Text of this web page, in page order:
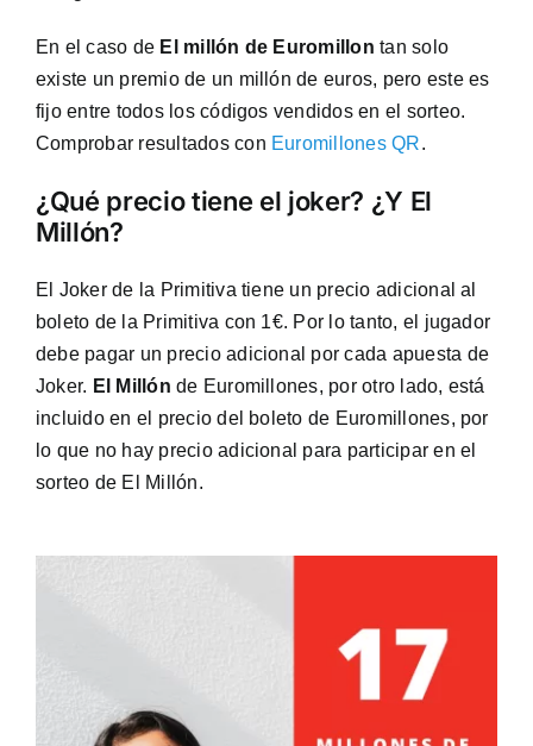
En el caso de El millón de Euromillontan solo
existe un premio de un millón de euros, pero este es
fijo entre todos los códigos vendidos en el sorteo.
Comprobar resultados con Euromillones QR.
¿Qué precio tiene el joker? ¿Y El
Millón?
El Joker de la Primitiva tiene un precio adicional al
boleto de la Primitiva con 1€. Por lo tanto, el jugador
debe pagar un precio adicional por cada apuesta de
Joker. El Millón de Euromillones, por otro lado, está
incluido en el precio del boleto de Euromillones, por
lo que no hay precio adicional para participar en el
sorteo de El Millón.